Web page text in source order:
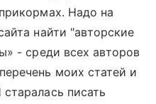
Надо на
найти "авторские
- среди всех авторов
моих статей и
писать